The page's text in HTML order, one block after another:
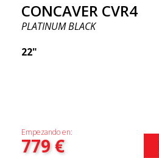
CONCAVER CVR4
PLATINUM BLACK
22"
Empezando en:
779€